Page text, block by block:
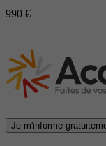
990 €
Je m'informe